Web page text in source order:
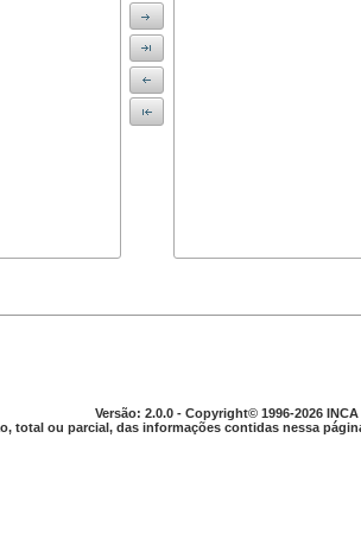
Versão: 2.0.0 - Copyright© 1996-2026
total ou parcial, das informações contidas nessa